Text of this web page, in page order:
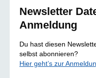
Newsletter
Anmeldung
Du hast diesen
selbst abonnieren?
Hier geht’s zur